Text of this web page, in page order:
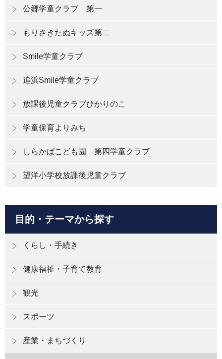
公郷学童クラブ 第一
もりさきたぬキッズ第二
Smile学童クラブ
追浜Smile学童クラブ
放課後児童クラブひかりのこ
学童保育よりみち
しらかばこども園 第四学童クラブ
望洋小学校放課後児童クラブ
目的・テーマから探す
くらし・手続き
健康福祉・子育て教育
観光
スポーツ
産業・まちづくり